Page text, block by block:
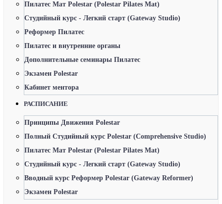
Пилатес Мат Polestar (Polestar Pilates Mat)
Студийный курс - Легкий старт (Gateway Studio)
Реформер Пилатес
Пилатес и внутренние органы
Дополнительные семинары Пилатес
Экзамен Polestar
Кабинет ментора
РАСПИСАНИЕ
Принципы Движения Polestar
Полный Студийный курс Polestar (Comprehensive Studio)
Пилатес Мат Polestar (Polestar Pilates Mat)
Студийный курс - Легкий старт (Gateway Studio)
Вводный курс Реформер Polestar (Gateway Reformer)
Экзамен Polestar